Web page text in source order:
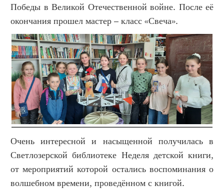
Победы в Великой Отечественной войне. После её
окончания прошел мастер – класс «Свеча».
Очень интересной и насыщенной получилась в
Светлозерской библиотеке Неделя детской книги,
от мероприятий которой остались воспоминания о
волшебном времени, проведённом с книгой.